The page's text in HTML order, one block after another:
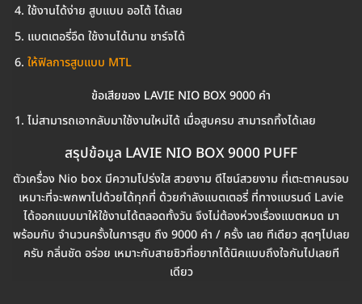
ใช้งานได้ง่าย สูบแบบ ออโต้ ได้เลย
แบตเตอรี่อึด ใช้งานได้นาน ชาร์จได้
ให้ฟิลการสูบแบบ MTL
ข้อเสียของ LAVIE NIO BOX 9000 คำ
ไม่สามารถเอากลับมาใช้งานใหม่ได้ เมื่อสูบครบ สามารถทิ้งได้เลย
สรุปข้อมูล LAVIE NIO BOX 9000 PUFF
ตัวเครื่อง Nio box มีความโปร่งใส สวยงาม ดีไซน์สวยงาม ที่เตะตาคนรอบ
เหมาะที่จะพกพาไปด้วยได้ทุกที่ ด้วยกำลังแบตเตอรี่ ที่ทางแบรนด์ Lavie
ได้ออกแบบมาให้ใช้งานได้ตลอดทั้งวัน จึงไม่ต้องห่วงเรื่องแบตหมด มา
พร้อมกับ จำนวนครั้งในการสูบ ถึง 9000 คำ / ครั้ง เลย ทีเดียว สุดๆไปเลย
ครับ กลิ่นชัด อร่อย เหมาะกับสายชิวที่อยากได้นิคแบบถึงใจกันไปเลยที
เดียว